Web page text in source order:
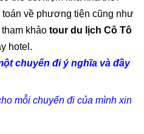
về phương tiện cũng như
khảo tour du lịch Cô Tô
hotel.
chuyến đi ý nghĩa và đầy
mỗi chuyến đi của mình xin